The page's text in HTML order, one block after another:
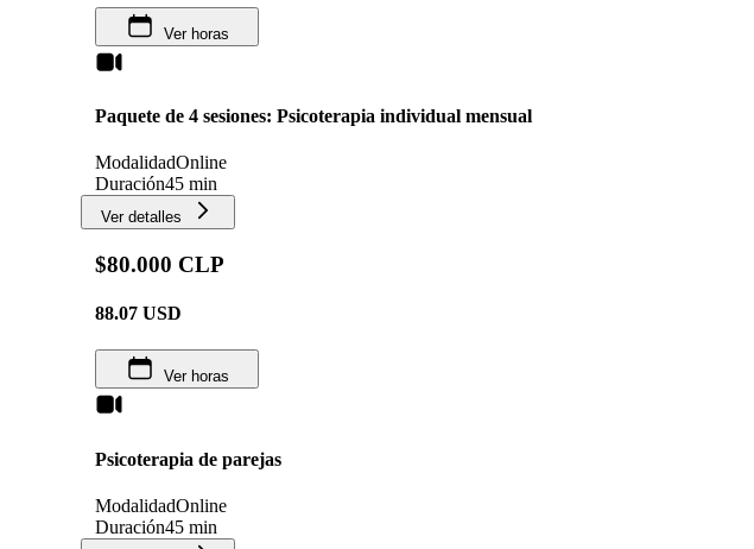
Ver horas
Paquete de 4 sesiones: Psicoterapia individual mensual
ModalidadOnline
Duración45 min
Ver detalles
$80.000 CLP
88.07 USD
Ver horas
Psicoterapia de parejas
ModalidadOnline
Duración45 min